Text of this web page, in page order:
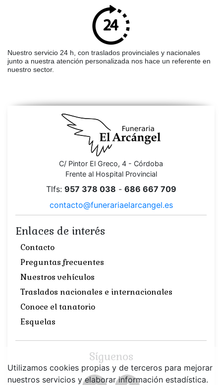
Nuestro servicio 24 h, con traslados provinciales y nacionales
junto a nuestra atención personalizada nos hace un referente en
nuestro sector.
C/ Pintor El Greco, 4 - Córdoba
Frente al Hospital Provincial
Tlfs: 957 378 038 - 686 667 709
contacto@funerariaelarcangel.es
Enlaces de interés
Contacto
Preguntas frecuentes
Nuestros vehículos
Traslados nacionales e internacionales
Conoce el tanatorio
Esquelas
Síguenos
Utilizamos cookies propias y de terceros para mejorar
nuestros servicios y elaborar información estadística.